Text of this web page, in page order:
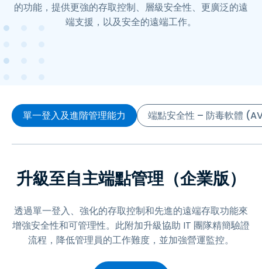
的功能，提供更強的存取控制、層級安全性、更廣泛的遠
端支援，以及安全的遠端工作。
單一登入及進階管理能力 端點安全性 – 防毒軟體
升級至自主端點管理（企業版）
透過單一登入、強化的存取控制和先進的遠端存取功能來
增強安全性和可管理性。此附加升級協助 IT 團隊精簡驗證
流程，降低管理員的工作難度，並加強營運監控。